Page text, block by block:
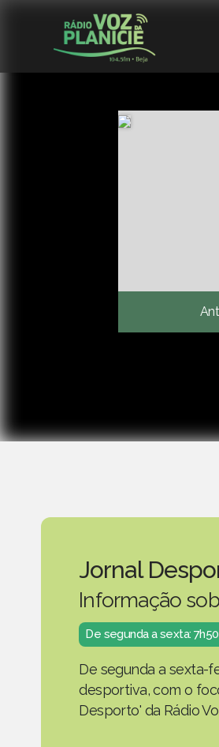
Jornal
Informação
De segunda a sexta: 7h50
De segunda a sexta-
desportiva, com o
Desporto' da Rádio